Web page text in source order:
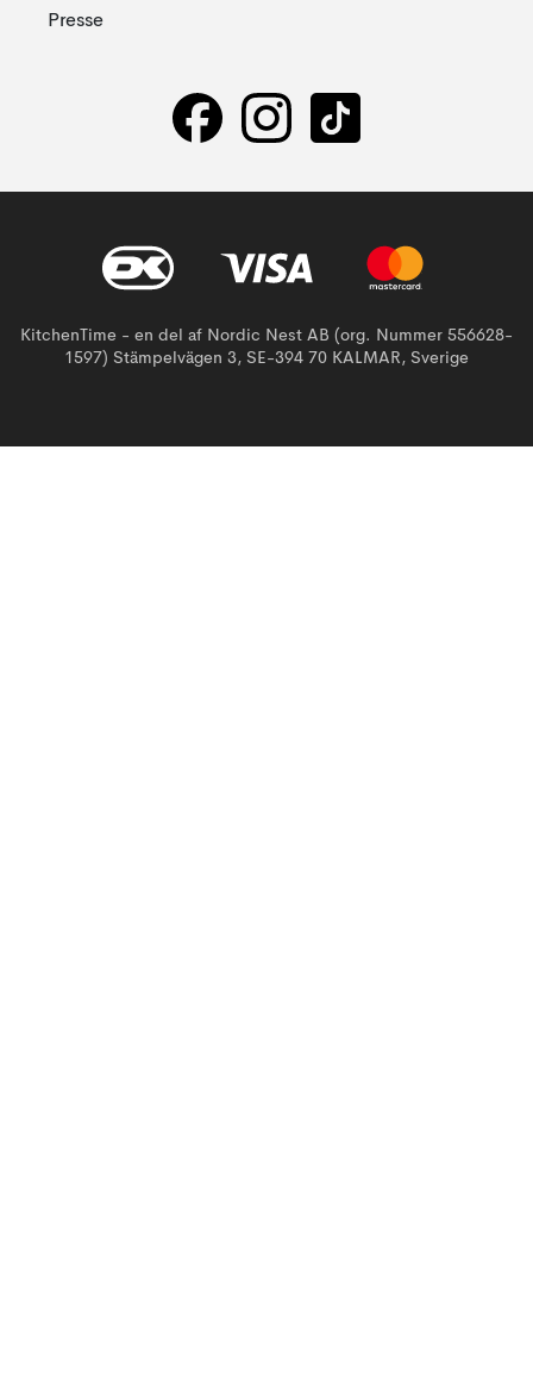
Presse
KitchenTime - en del af Nordic Nest AB (org. Nummer 556628-
1597) Stämpelvägen 3, SE-394 70 KALMAR, Sverige